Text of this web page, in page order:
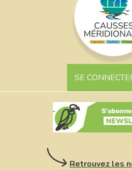
SE
Retrouvez les